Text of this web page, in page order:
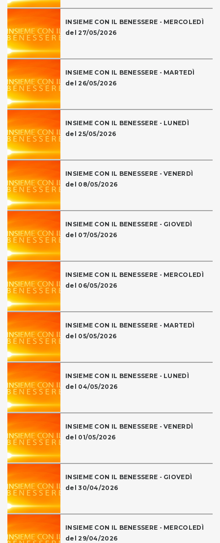
INSIEME CON IL BENESSERE - MERCOLEDÌ
del 27/05/2026
INSIEME CON IL BENESSERE - MARTEDÌ
del 26/05/2026
INSIEME CON IL BENESSERE - LUNEDÌ
del 25/05/2026
INSIEME CON IL BENESSERE - VENERDÌ
del 08/05/2026
INSIEME CON IL BENESSERE - GIOVEDÌ
del 07/05/2026
INSIEME CON IL BENESSERE - MERCOLEDÌ
del 06/05/2026
INSIEME CON IL BENESSERE - MARTEDÌ
del 05/05/2026
INSIEME CON IL BENESSERE - LUNEDÌ
del 04/05/2026
INSIEME CON IL BENESSERE - VENERDÌ
del 01/05/2026
INSIEME CON IL BENESSERE - GIOVEDÌ
del 30/04/2026
INSIEME CON IL BENESSERE - MERCOLEDÌ
del 29/04/2026